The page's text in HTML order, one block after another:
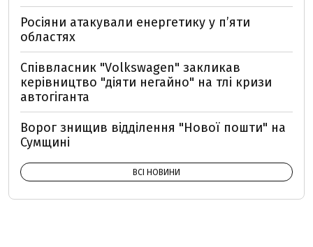
Росіяни атакували енергетику у пʼяти
областях
Співвласник "Volkswagen" закликав
керівництво "діяти негайно" на тлі кризи
автогіганта
Ворог знищив відділення "Нової пошти" на
Сумщині
ВСІ НОВИНИ